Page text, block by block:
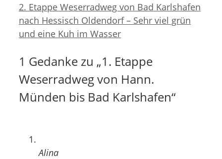
2. Etappe Weserradweg von Bad Karlshafen
nach Hessisch Oldendorf – Sehr viel grün
und eine Kuh im Wasser
1 Gedanke zu „1. Etappe
Weserradweg von Hann.
Münden bis Bad Karlshafen“
Alina